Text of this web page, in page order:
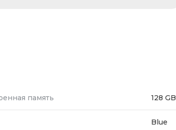
память 128 GB
Blue